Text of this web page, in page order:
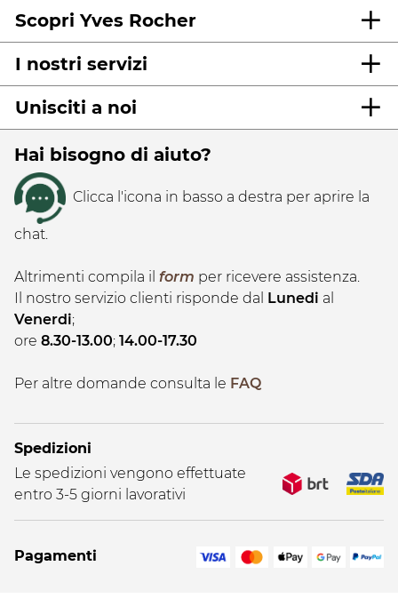
Scopri Yves Rocher
I nostri servizi
Unisciti a noi
Hai bisogno di aiuto?
Clicca l'icona in basso a destra per aprire la
chat.
Altrimenti compila il form per ricevere assistenza.
Il nostro servizio clienti risponde dal Lunedi al
Venerdi;
ore 8.30-13.00; 14.00-17.30
Per altre domande consulta le FAQ
Spedizioni
Le spedizioni vengono effettuate
entro 3-5 giorni lavorativi
Pagamenti